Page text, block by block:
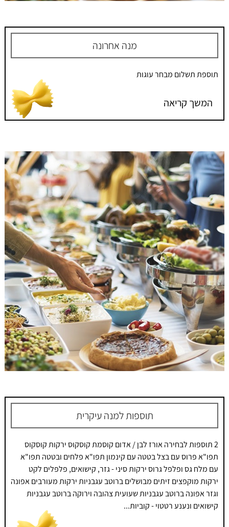
מנה אחרונה
תוספת תשלום מבחר עוגות
המשך קריאה
תוספות למנה עיקרית
2 תוספות לבחירה אורז לבן / אדום קוסמת קוסקוס ירקות קוסקוס
תפו"א פרוס עם בצל בטטה עם קינמון תפו"א פלחים ובטטה תפו"א
עם מלח גס ופלפל גרוס ירקות סיני - גזר, קישואים, פלפלים לקט
ירקות מוקפצים זיתים מבושלים ברוטב עגבניות ירקות מעורבים אפונה
וגזר אפונה ברוטב עגבניות שעועית צהובה וירוקה ברוטב עגבניות
קישואים ונענע רטטוי - קוביות...